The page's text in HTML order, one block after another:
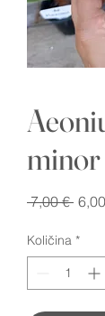
minor
7,00 €
Količina *